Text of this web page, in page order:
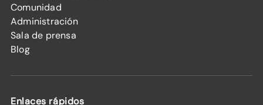
Comunidad
Administración
Sala de prensa
Blog
Enlaces rápidos